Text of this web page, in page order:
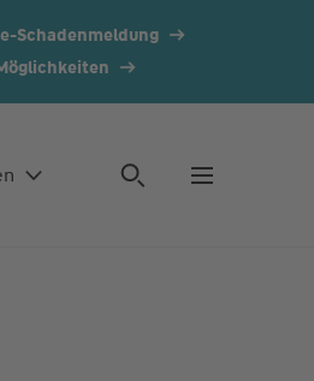
Schadenmeldung